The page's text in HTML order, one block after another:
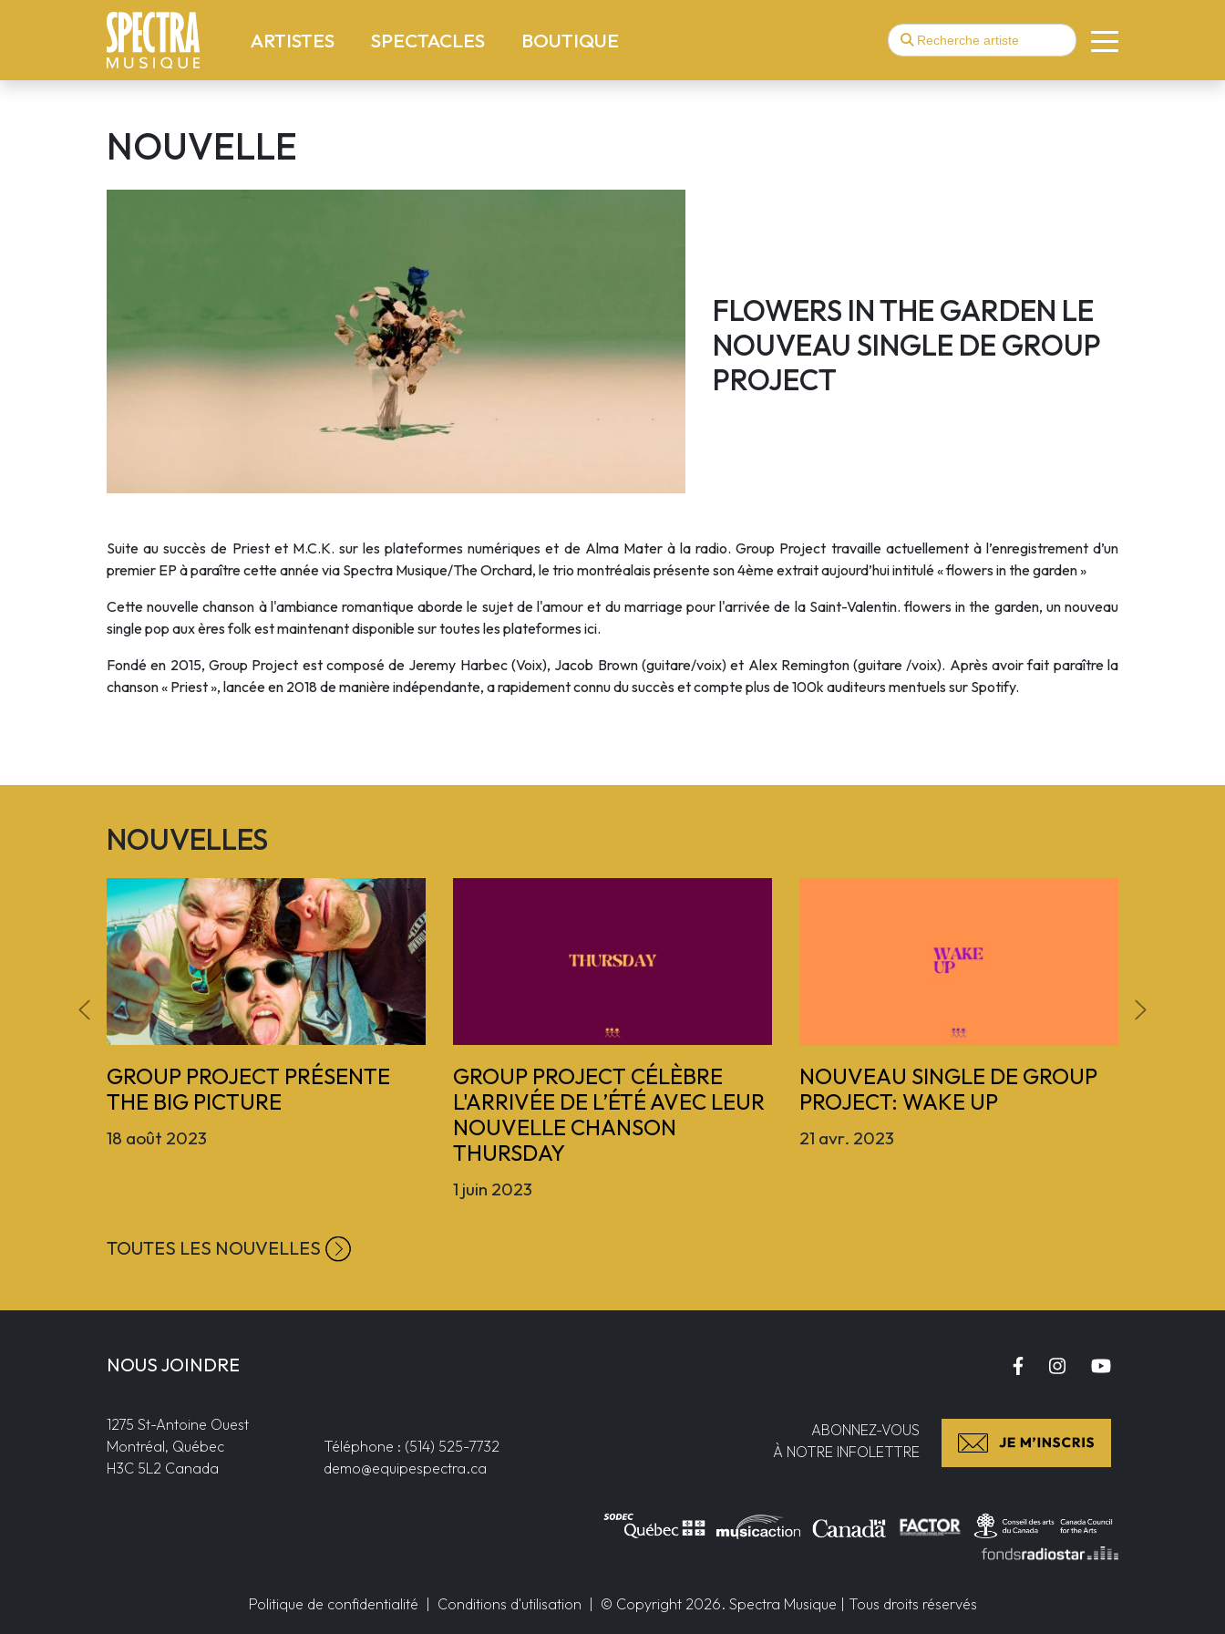
ARTISTES(current)SPECTACLES(current)BOUTIQUE
NOUVELLE
FLOWERS IN THE GARDEN LE
NOUVEAU SINGLE DE GROUP
PROJECT
Suite au succès de Priest et M.C.K. sur les plateformes numériques et de Alma Mater à la radio. Group Project travaille actuellement à l’enregistrement d’un
premier EP à paraître cette année via Spectra Musique/The Orchard, le trio montréalais présente son 4ème extrait aujourd’hui intitulé « flowers in the garden »
Cette nouvelle chanson à l'ambiance romantique aborde le sujet de l'amour et du marriage pour l'arrivée de la Saint-Valentin. flowers in the garden, un nouveau
single pop aux ères folk est maintenant disponible sur toutes les plateformes ici.
Fondé en 2015, Group Project est composé de Jeremy Harbec (Voix), Jacob Brown (guitare/voix) et Alex Remington (guitare /voix). Après avoir fait paraître la
chanson « Priest », lancée en 2018 de manière indépendante, a rapidement connu du succès et compte plus de 100k auditeurs mentuels sur Spotify.
NOUVELLES
GROUP PROJECT PRÉSENTE
THE BIG PICTURE
18 août 2023
GROUP PROJECT CÉLÈBRE
L'ARRIVÉE DE L’ÉTÉ AVEC LEUR
NOUVELLE CHANSON
THURSDAY
1 juin 2023
NOUVEAU SINGLE DE GROUP
PROJECT: WAKE UP
21 avr. 2023
TOUTES LES NOUVELLES
NOUS JOINDRE
1275 St-Antoine Ouest
Montréal, Québec
H3C 5L2 Canada
Téléphone : (514) 525-7732
demo@equipespectra.ca
ABONNEZ-VOUS
À NOTRE INFOLETTRE
Politique de confidentialité Conditions d'utilisation | © Copyright 2026. Spectra Musique | Tous droits réservés